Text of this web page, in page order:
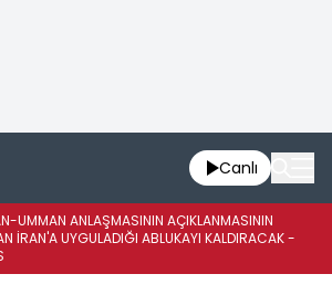
Canlı
UMMAN ANLAŞMASININ AÇIKLANMASININ
İRAN'A UYGULADIĞI ABLUKAYI KALDIRACAK -